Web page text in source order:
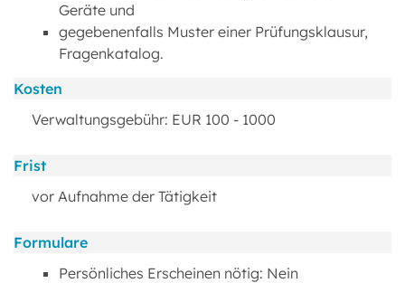
Geräte und
gegebenenfalls Muster einer Prüfungsklausur,
Fragenkatalog.
Kosten
Verwaltungsgebühr: EUR 100 - 1000
Frist
vor Aufnahme der Tätigkeit
Formulare
Persönliches Erscheinen nötig: Nein